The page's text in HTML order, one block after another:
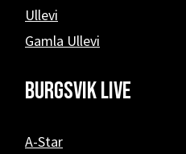
Ullevi
Gamla Ullevi
Burgsvik Live
A-Star